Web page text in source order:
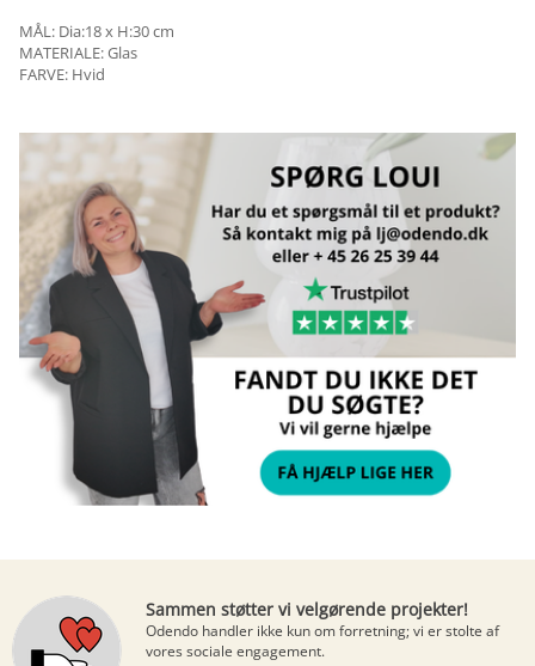
MÅL: Dia:18 x H:30 cm
MATERIALE: Glas
FARVE: Hvid
Sammen støtter vi velgørende projekter!
Odendo handler ikke kun om forretning; vi er stolte af
vores sociale engagement.